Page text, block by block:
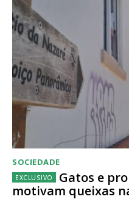
SOCIEDADE
Gatos e
motivam queixas